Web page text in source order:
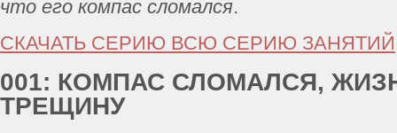
что его компас сломался.
СКАЧАТЬ СЕРИЮ ВСЮ СЕРИЮ ЗАНЯТИЙ
001: КОМПАС СЛОМАЛСЯ,
ТРЕЩИНУ